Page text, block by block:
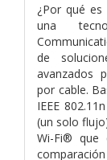
¿Por qué es
una
de
avanzados
por cable.
IEEE
(un solo
Wi-Fi® que